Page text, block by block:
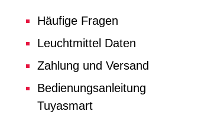
Häufige Fragen
Leuchtmittel Daten
Zahlung und Versand
Bedienungsanleitung
Tuyasmart